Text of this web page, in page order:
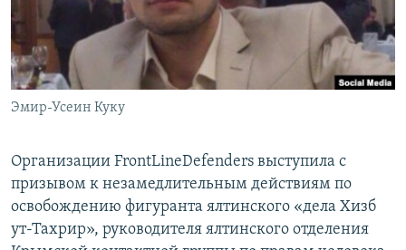
ПОБЕДИТЕЛЕЙ НЕ СУДЯТ?
КРЫМ.НЕПОКОРЕННЫЙ
ELIFBE
УКРАИНСКАЯ ПРОБЛЕМА КРЫМА
ПРИСОЕДИНЯЙТЕСЬ!
Эмир-Усеин Куку
Организации FrontLineDefenders выступила с
призывом к незамедлительным действиям по
освобождению фигуранта ялтинского «дела Хизб
ут-Тахрир», руководителя ялтинского отделения